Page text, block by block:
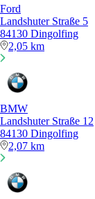
Ford
Landshuter Straße 5
84130 Dingolfing
2,05 km
BMW
Landshuter Straße 12
84130 Dingolfing
2,07 km